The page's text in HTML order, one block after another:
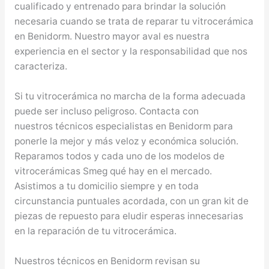
cualificado y entrenado para brindar la solución
necesaria cuando se trata de reparar tu vitrocerámica
en Benidorm. Nuestro mayor aval es nuestra
experiencia en el sector y la responsabilidad que nos
caracteriza.
Si tu vitrocerámica no marcha de la forma adecuada
puede ser incluso peligroso. Contacta con
nuestros técnicos especialistas en Benidorm para
ponerle la mejor y más veloz y económica solución.
Reparamos todos y cada uno de los modelos de
vitrocerámicas Smeg qué hay en el mercado.
Asistimos a tu domicilio siempre y en toda
circunstancia puntuales acordada, con un gran kit de
piezas de repuesto para eludir esperas innecesarias
en la reparación de tu vitrocerámica.
Nuestros técnicos en Benidorm revisan su